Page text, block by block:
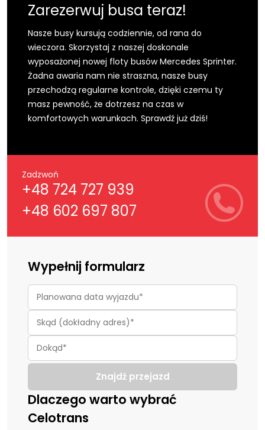
Zarezerwuj busa teraz!
Nasze busy kursują codziennie, od rana do
wieczora. Skorzystaj z naszej doskonale
wyposażonej nowej floty busów Mercedes Sprinter.
Żadna awaria nam nie straszna, nasze busy
przechodzą regularne kontrole, dzięki czemu ty
masz pewność, że dotrzesz na czas w
komfortowych warunkach. Sprawdź już dziś!
Zadzwoń
+48 724 727 939
+48 602 697 807
Wypełnij formularz
Znajdź przejazd
Dlaczego warto wybrać
Celotrans